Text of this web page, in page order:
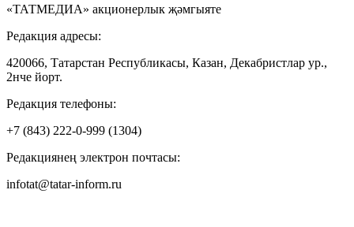
«ТАТМЕДИА» акционерлык җәмгыяте
Редакция адресы:
420066, Татарстан Республикасы, Казан, Декабристлар ур.,
2нче йорт.
Редакция телефоны:
+7 (843) 222-0-999 (1304)
Редакциянең электрон почтасы:
infotat@tatar-inform.ru